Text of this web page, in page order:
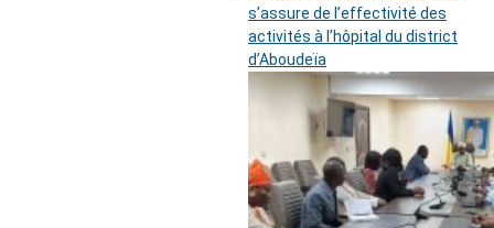
s’assure de l’effectivité des
activités à l’hôpital du district
d’Aboudeïa